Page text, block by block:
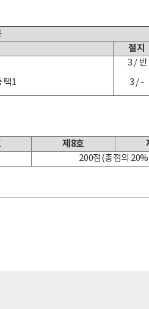
절지
택1
3 / 반
3 / -
제8호
200점(총점의